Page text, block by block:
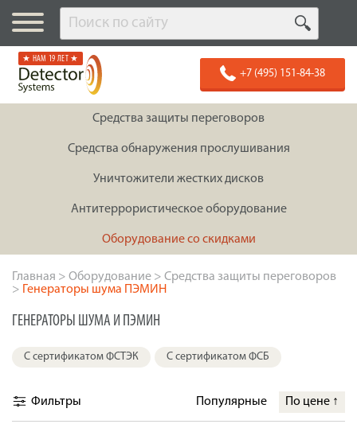
★ НАМ 19 ЛЕТ ★
+7 (495) 151-84-38
Средства защиты переговоров
Средства обнаружения прослушивания
Уничтожители жестких дисков
Антитеррористическое оборудование
Оборудование со скидками
Главная > Оборудование > Средства защиты переговоров
> Генераторы шума ПЭМИН
ГЕНЕРАТОРЫ ШУМА И ПЭМИН
С сертификатом ФСТЭК С сертификатом ФСБ
Фильтры Популярные По цене ↑